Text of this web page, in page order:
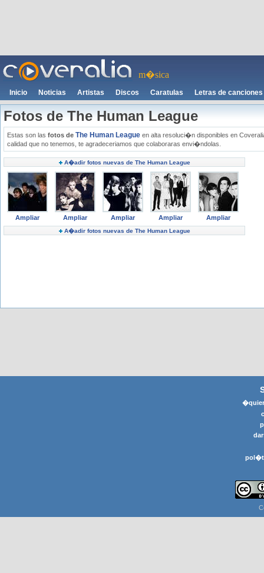
m�sica
Inicio Noticias Artistas Discos Caratulas Letras de canciones
Fotos de The Human League
Estas son las fotos de The Human League en alta resoluci�n disponibles en
calidad que no tenemos, te agradeceriamos que colaboraras envi�ndolas.
A�adir fotos nuevas de The Human League
Ampliar Ampliar Ampliar Ampliar Ampliar
A�adir fotos nuevas de The Human League